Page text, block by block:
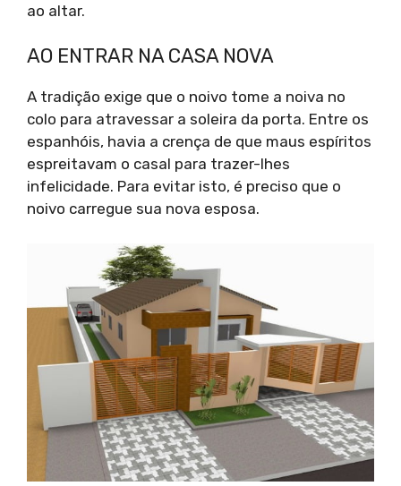
ao altar.
AO ENTRAR NA CASA NOVA
A tradição exige que o noivo tome a noiva no
colo para atravessar a soleira da porta. Entre os
espanhóis, havia a crença de que maus espíritos
espreitavam o casal para trazer-lhes
infelicidade. Para evitar isto, é preciso que o
noivo carregue sua nova esposa.